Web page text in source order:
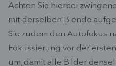
Achten Sie hierbei
mit derselben Blende
Sie zudem den Autofokus
Fokussierung vor der
um, damit alle Bilder